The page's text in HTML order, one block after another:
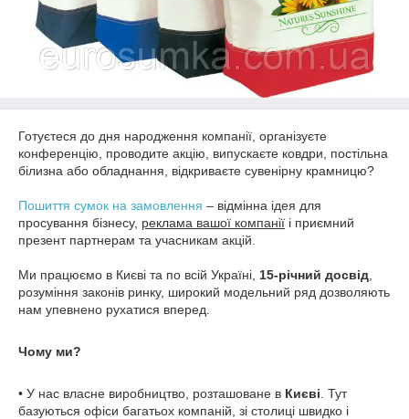
Готуєтеся до дня народження компанії, організуєте
конференцію, проводите акцію, випускаєте ковдри, постільна
білизна або обладнання, відкриваєте сувенірну крамницю?
Пошиття сумок на замовлення – відмінна ідея для
просування бізнесу, реклама вашої компанії і приємний
презент партнерам та учасникам акцій.
Ми працюємо в Києві та по всій Україні, 15-річний досвід
розуміння законів ринку, широкий модельний ряд дозволяють
нам упевнено рухатися вперед.
Чому ми?
• У нас власне виробництво, розташоване в Києві . Тут
базуються офіси багатьох компаній, зі столиці швидко і